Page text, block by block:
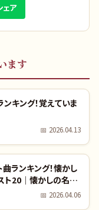
ェア
ます
キング！覚えていま
📅 2026.04.13
ランキング！懐かし
20｜懐かしの名曲
📅 2026.04.06